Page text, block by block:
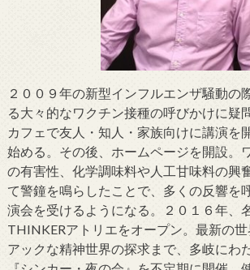
２００９年の新型インフルエンザ騒動の
る大々的なワクチン接種の呼びかけに疑
カフェで友人・知人・家族向けに講演を
始める。その後、ホームページを開設。
の有害性、化学調味料や人工甘味料の興
て警鐘を鳴らしたことで、多くの反響を
演会を受けるようになる。２０１６年、
THINKERアトリエをオープン。最新の
アックな精神世界の探求まで、多岐にわ